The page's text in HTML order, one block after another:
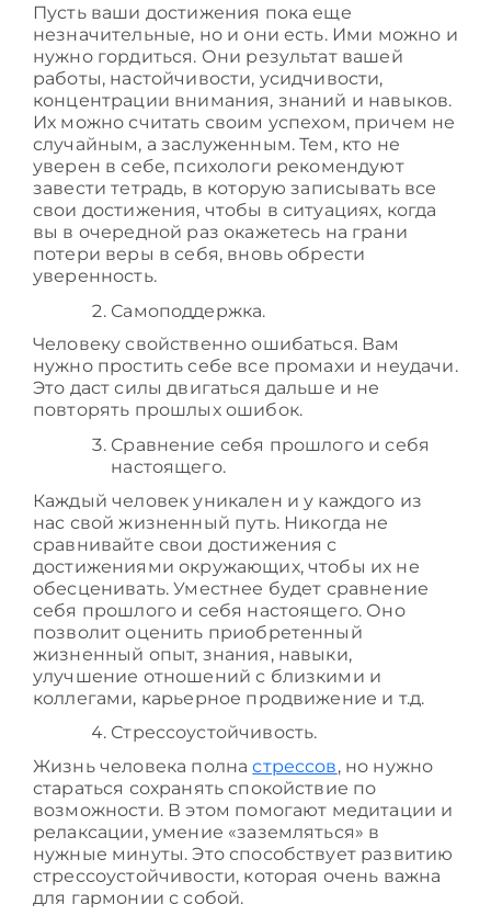
Пусть ваши достижения пока еще
незначительные, но и они есть. Ими можно и
нужно гордиться. Они результат вашей
работы, настойчивости, усидчивости,
концентрации внимания, знаний и навыков.
Их можно считать своим успехом, причем не
случайным, а заслуженным. Тем, кто не
уверен в себе, психологи рекомендуют
завести тетрадь, в которую записывать все
свои достижения, чтобы в ситуациях, когда
вы в очередной раз окажетесь на грани
потери веры в себя, вновь обрести
уверенность.
Самоподдержка.
Человеку свойственно ошибаться. Вам
нужно простить себе все промахи и неудачи.
Это даст силы двигаться дальше и не
повторять прошлых ошибок.
Сравнение себя прошлого и себя
настоящего.
Каждый человек уникален и у каждого из
нас свой жизненный путь. Никогда не
сравнивайте свои достижения с
достижениями окружающих, чтобы их не
обесценивать. Уместнее будет сравнение
себя прошлого и себя настоящего. Оно
позволит оценить приобретенный
жизненный опыт, знания, навыки,
улучшение отношений с близкими и
коллегами, карьерное продвижение и т.д.
Стрессоустойчивость.
Жизнь человека полнастрессов, но нужно
стараться сохранять спокойствие по
возможности. В этом помогают медитации и
релаксации, умение «заземляться» в
нужные минуты. Это способствует развитию
стрессоустойчивости, которая очень важна
для гармонии с собой.